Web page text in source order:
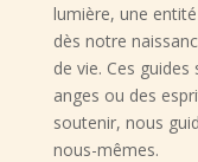
lumière, une
dès notre
de vie. Ces
anges ou des
soutenir, nous
nous-mêmes.